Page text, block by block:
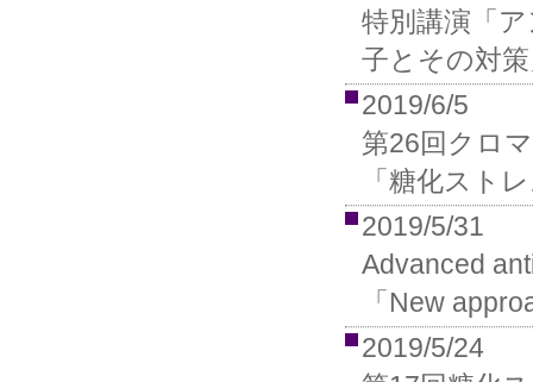
特別講演「
子とその対
2019/6/5
第26回クロ
「糖化スト
2019/5/31
Advanced
「New
2019/5/24